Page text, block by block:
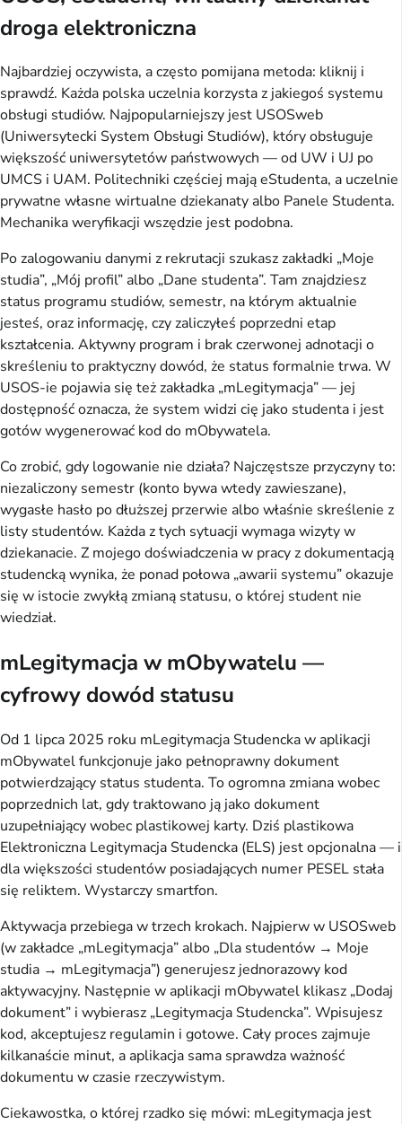
droga elektroniczna
Najbardziej oczywista, a często pomijana metoda: kliknij i
sprawdź. Każda polska uczelnia korzysta z jakiegoś systemu
obsługi studiów. Najpopularniejszy jest USOSweb
(Uniwersytecki System Obsługi Studiów), który obsługuje
większość uniwersytetów państwowych — od UW i UJ po
UMCS i UAM. Politechniki częściej mają eStudenta, a uczelnie
prywatne własne wirtualne dziekanaty albo Panele Studenta.
Mechanika weryfikacji wszędzie jest podobna.
Po zalogowaniu danymi z rekrutacji szukasz zakładki „Moje
studia”, „Mój profil” albo „Dane studenta”. Tam znajdziesz
status programu studiów, semestr, na którym aktualnie
jesteś, oraz informację, czy zaliczyłeś poprzedni etap
kształcenia. Aktywny program i brak czerwonej adnotacji o
skreśleniu to praktyczny dowód, że status formalnie trwa. W
USOS-ie pojawia się też zakładka „mLegitymacja” — jej
dostępność oznacza, że system widzi cię jako studenta i jest
gotów wygenerować kod do mObywatela.
Co zrobić, gdy logowanie nie działa? Najczęstsze przyczyny to:
niezaliczony semestr (konto bywa wtedy zawieszane),
wygasłe hasło po dłuższej przerwie albo właśnie skreślenie z
listy studentów. Każda z tych sytuacji wymaga wizyty w
dziekanacie. Z mojego doświadczenia w pracy z dokumentacją
studencką wynika, że ponad połowa „awarii systemu” okazuje
się w istocie zwykłą zmianą statusu, o której student nie
wiedział.
mLegitymacja w mObywatelu —
cyfrowy dowód statusu
Od 1 lipca 2025 roku mLegitymacja Studencka w aplikacji
mObywatel funkcjonuje jako pełnoprawny dokument
potwierdzający status studenta. To ogromna zmiana wobec
poprzednich lat, gdy traktowano ją jako dokument
uzupełniający wobec plastikowej karty. Dziś plastikowa
Elektroniczna Legitymacja Studencka (ELS) jest opcjonalna — i
dla większości studentów posiadających numer PESEL stała
się reliktem. Wystarczy smartfon.
Aktywacja przebiega w trzech krokach. Najpierw w USOSweb
(w zakładce „mLegitymacja” albo „Dla studentów → Moje
studia → mLegitymacja”) generujesz jednorazowy kod
aktywacyjny. Następnie w aplikacji mObywatel klikasz „Dodaj
dokument” i wybierasz „Legitymacja Studencka”. Wpisujesz
kod, akceptujesz regulamin i gotowe. Cały proces zajmuje
kilkanaście minut, a aplikacja sama sprawdza ważność
dokumentu w czasie rzeczywistym.
Ciekawostka, o której rzadko się mówi: mLegitymacja jest